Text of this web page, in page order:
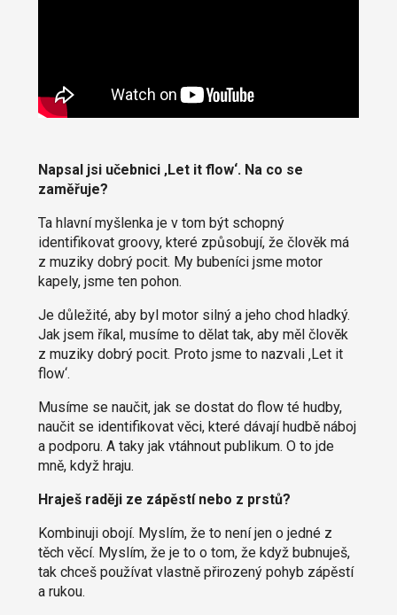
Napsal jsi učebnici ‚Let it flow‘. Na co se
zaměřuje?
Ta hlavní myšlenka je v tom být schopný
identifikovat groovy, které způsobují, že člověk má
z muziky dobrý pocit. My bubeníci jsme motor
kapely, jsme ten pohon.
Je důležité, aby byl motor silný a jeho chod hladký.
Jak jsem říkal, musíme to dělat tak, aby měl člověk
z muziky dobrý pocit. Proto jsme to nazvali ‚Let it
flow‘.
Musíme se naučit, jak se dostat do flow té hudby,
naučit se identifikovat věci, které dávají hudbě náboj
a podporu. A taky jak vtáhnout publikum. O to jde
mně, když hraju.
Hraješ raději ze zápěstí nebo z prstů?
Kombinuji obojí. Myslím, že to není jen o jedné z
těch věcí. Myslím, že je to o tom, že když bubnuješ,
tak chceš používat vlastně přirozený pohyb zápěstí
a rukou.